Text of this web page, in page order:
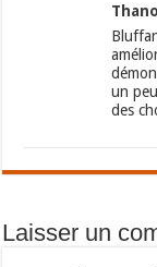
un
des
Laisser un